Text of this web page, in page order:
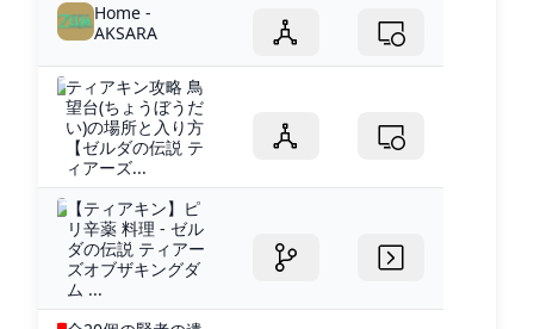
Home -
AKSARA
ティアキン攻略 鳥
望台(ちょうぼうだ
い)の場所と入り方
【ゼルダの伝説 テ
ィアーズ...
【ティアキン】ピ
リ辛薬 料理 - ゼル
ダの伝説 ティアー
ズオブザキングダ
ム ...